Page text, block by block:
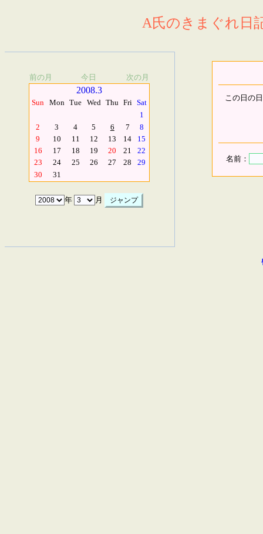
A氏のきまぐれ日
前の月 今日 次の月
2008.3
Sun Mon Tue Wed Thu Fri Sat
1
2
3 4 5 6 7
8
9
10 11 12 13 14
15
16
17 18 19 20 21
22
23
24 25 26 27 28
29
30
31
年 月
この日の
名前：